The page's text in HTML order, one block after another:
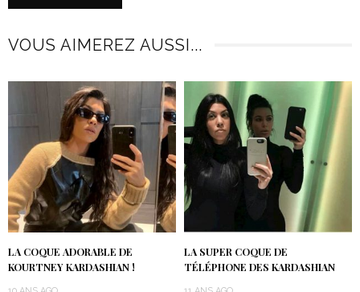
VOUS AIMEREZ AUSSI...
LA COQUE ADORABLE DE
KOURTNEY KARDASHIAN !
LA SUPER COQUE DE
TÉLÉPHONE DES KARDASHIAN